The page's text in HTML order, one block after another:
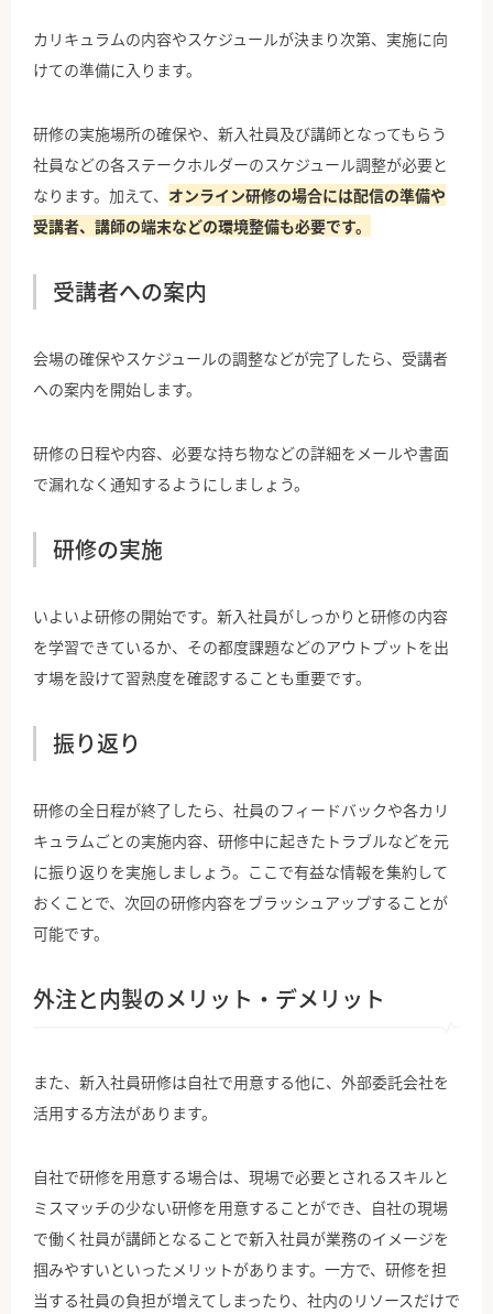
カリキュラムの内容やスケジュールが決まり次第、実施に向
けての準備に入ります。
研修の実施場所の確保や、新入社員及び講師となってもらう
社員などの各ステークホルダーのスケジュール調整が必要と
なります。加えて、 オンライン研修の場合には配信の準備や
受講者、講師の端末などの環境整備も必要です。
受講者への案内
会場の確保やスケジュールの調整などが完了したら、受講者
への案内を開始します。
研修の日程や内容、必要な持ち物などの詳細をメールや書面
で漏れなく通知するようにしましょう。
研修の実施
いよいよ研修の開始です。新入社員がしっかりと研修の内容
を学習できているか、その都度課題などのアウトプットを出
す場を設けて習熟度を確認することも重要です。
振り返り
研修の全日程が終了したら、社員のフィードバックや各カリ
キュラムごとの実施内容、研修中に起きたトラブルなどを元
に振り返りを実施しましょう。ここで有益な情報を集約して
おくことで、次回の研修内容をブラッシュアップすることが
可能です。
外注と内製のメリット・デメリット
また、新入社員研修は自社で用意する他に、外部委託会社を
活用する方法があります。
自社で研修を用意する場合は、現場で必要とされるスキルと
ミスマッチの少ない研修を用意することができ、自社の現場
で働く社員が講師となることで新入社員が業務のイメージを
掴みやすいといったメリットがあります。一方で、研修を担
当する社員の負担が増えてしまったり、社内のリソースだけで